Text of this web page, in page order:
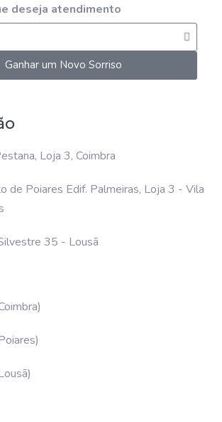
deseja atendimento
Ganhar um Novo Sorriso
Loja 3, Coimbra
de Poiares Edif. Palmeiras, Loja 3 - Vila
35 - Lousã